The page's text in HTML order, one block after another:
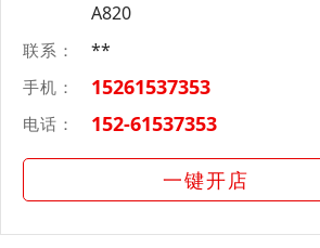
A820
联系： **
手机： 15261537353
电话： 152-61537353
一键开店